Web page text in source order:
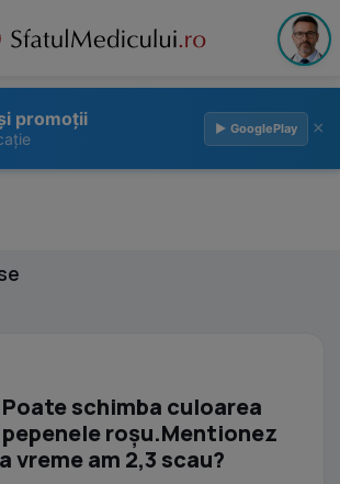
promoții ▶ GooglePlay ×
schimba culoarea
roșu.Mentionez
vreme am 2,3 scau?